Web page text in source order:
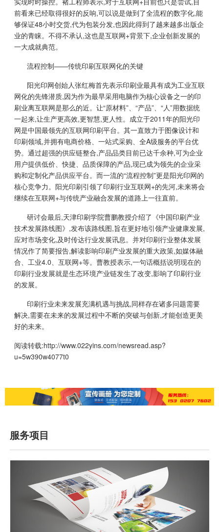
前看来已经取得很好的反响,可以说是做到了全流程的数字化,能
够保证48小时交货,代为包装分发,也因此得到了越来越多出版企
业的青睐。不得不承认,这也是互联网+背景下,企业创新发展的
一大成就典范。
流程控制——传统印刷互联网化的关键
阳光印网创始人张红梅首先表示印刷业最具有成为工业互联
网化的先锋潜质,因为作为最早采用电脑作为核心设备之一的印
刷业离互联网是那么的近。让“原材料”、“产品”、“人”用数据统
一起来,让生产更高效,更智慧,更人性。成立于2011年的阳光印
网是中国最领先的互联网印刷平台。其一直致力于图像设计和
印刷领域,并拥有电商价格、一站式采购、全A级服务的平台优
势。通过超强的供应链整合,产品品类目前已达千余种,可为企业
用户提供低价、快捷、品质保障的产品,现已成为领先的企业采
购和定制化产品供应平台。而一流的“流程控制”更是阳光印网的
核心竞争力。阳光印刷引领了印刷行业互联网+的先河,未来将会
继续在互联网+与传统产业融合发展的道路上一往直前。
研讨会最后,天津印刷学院曹鹏教授介绍了《中国印刷产业
技术发展路线图》,发布该路线图,旨在更好地引领产业健康发展,
应对市场变化,及时传达行业发展讯息。并对印刷行业整体发展
情况作了简要报告,解读影响印刷产业发展的重大政策,如媒体融
合、工业4.0、互联网+等。曹教授表示,一句话概括说明现在的
印刷行业发展就是生态环境产业链发生了改变,影响了印刷行业
的发展。
印刷行业未来发展充满机遇与挑战,同样存在诸多问题需要
解决,需要在未来的发展过程中不断的突破与创新,才能创造更美
好的未来。
阅读转载:http://www.022yins.com/newsread.asp?
u=5w390w4077t0
服务项目